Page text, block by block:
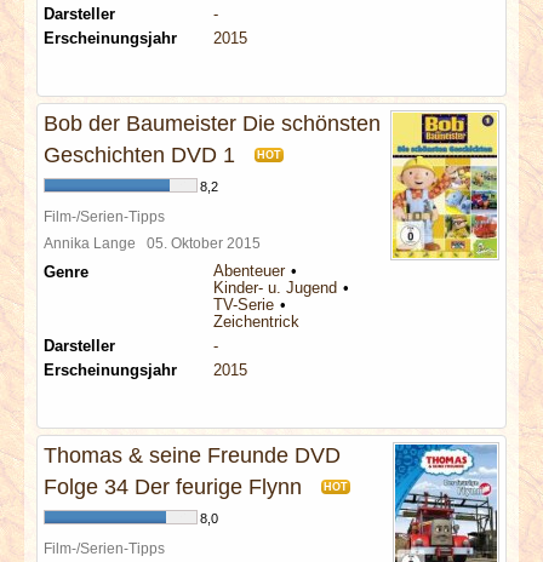
Darsteller
-
Erscheinungsjahr
2015
Bob der Baumeister Die schönsten
Geschichten DVD 1
HOT
8,2
Film-/Serien-Tipps
Annika Lange 05. Oktober 2015
Genre
Abenteuer
Kinder- u. Jugend
TV-Serie
Zeichentrick
Darsteller
-
Erscheinungsjahr
2015
Thomas & seine Freunde DVD
Folge 34 Der feurige Flynn
HOT
8,0
Film-/Serien-Tipps